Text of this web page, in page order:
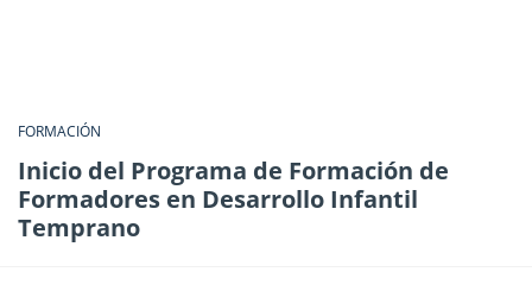
FORMACIÓN
Inicio del Programa de Formación de
Formadores en Desarrollo Infantil
Temprano